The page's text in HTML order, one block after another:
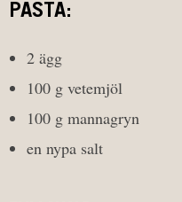
PASTA:
2 ägg
100 g vetemjöl
100 g mannagryn
en nypa salt